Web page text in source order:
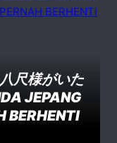
尺様がいた
JEPANG
BERHENTI